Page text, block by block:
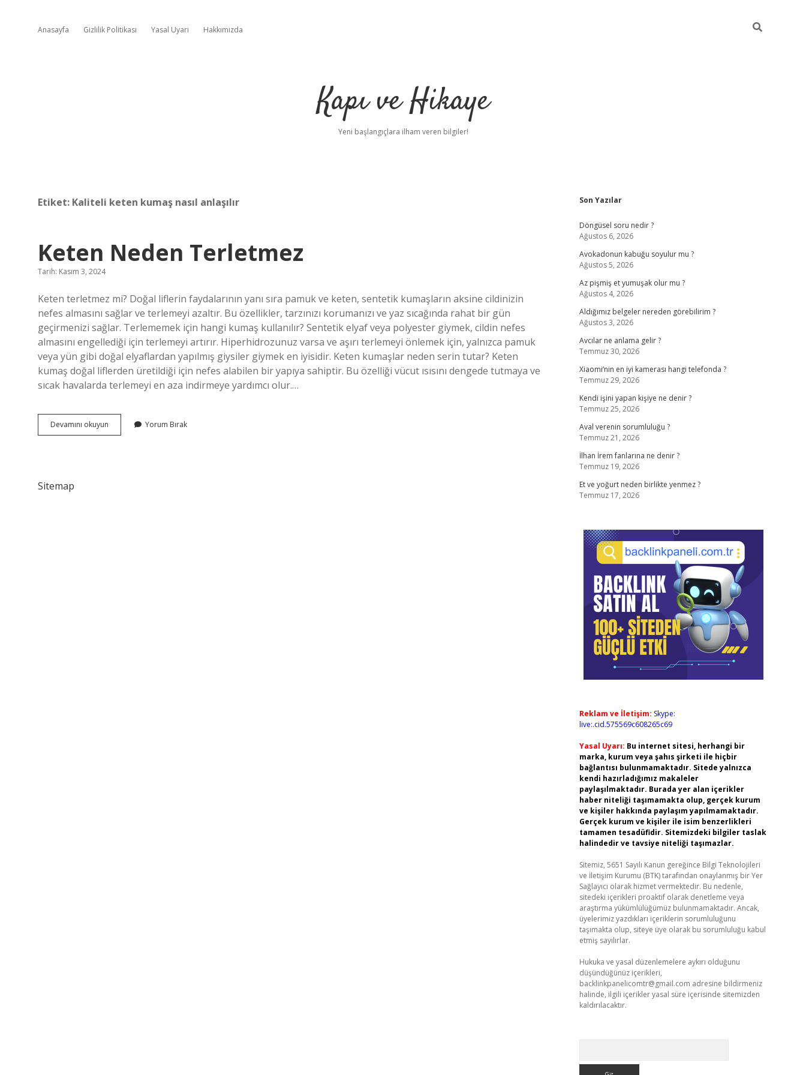
Anasayfa Gizlilik Politikası Yasal Uyarı Hakkımızda
Kapı ve Hikaye
Yeni başlangıçlara ilham veren bilgiler!
Etiket: Kaliteli keten kumaş nasıl anlaşılır
Keten Neden Terletmez
Tarih: Kasım 3, 2024
Keten terletmez mi? Doğal liflerin faydalarının yanı sıra pamuk ve keten, sentetik kumaşların aksine cildinizin
nefes almasını sağlar ve terlemeyi azaltır. Bu özellikler, tarzınızı korumanızı ve yaz sıcağında rahat bir gün
geçirmenizi sağlar. Terlememek için hangi kumaş kullanılır? Sentetik elyaf veya polyester giymek, cildin nefes
almasını engellediği için terlemeyi artırır. Hiperhidrozunuz varsa ve aşırı terlemeyi önlemek için, yalnızca pamuk
veya yün gibi doğal elyaflardan yapılmış giysiler giymek en iyisidir. Keten kumaşlar neden serin tutar? Keten
kumaş doğal liflerden üretildiği için nefes alabilen bir yapıya sahiptir. Bu özelliği vücut ısısını dengede tutmaya ve
sıcak havalarda terlemeyi en aza indirmeye yardımcı olur.…
Devamını okuyun
Neden
Yorum Bırak
Sitemap
Sidebar
Son Yazılar
Döngüsel soru nedir ?
Ağustos 6, 2026
Avokadonun kabuğu soyulur mu ?
Ağustos 5, 2026
Az pişmiş et yumuşak olur mu ?
Ağustos 4, 2026
Aldığımız belgeler nereden görebilirim ?
Ağustos 3, 2026
Avcılar ne anlama gelir ?
Temmuz 30, 2026
Xiaomi’nin en iyi kamerası hangi telefonda ?
Temmuz 29, 2026
Kendi işini yapan kişiye ne denir ?
Temmuz 25, 2026
Aval verenin sorumluluğu ?
Temmuz 21, 2026
İlhan İrem fanlarına ne denir ?
Temmuz 19, 2026
Et ve yoğurt neden birlikte yenmez ?
Temmuz 17, 2026
Reklam ve İletişim: Skype:
live:.cid.575569c608265c69
Yasal Uyarı: Bu internet sitesi, herhangi bir
marka, kurum veya şahıs şirketi ile hiçbir
bağlantısı bulunmamaktadır. Sitede yalnızca
kendi hazırladığımız makaleler
paylaşılmaktadır. Burada yer alan içerikler
haber niteliği taşımamakta olup, gerçek kurum
ve kişiler hakkında paylaşım yapılmamaktadır.
Gerçek kurum ve kişiler ile isim benzerlikleri
tamamen tesadüfidir. Sitemizdeki bilgiler taslak
halindedir ve tavsiye niteliği taşımazlar.
Sitemiz, 5651 Sayılı Kanun gereğince Bilgi Teknolojileri
ve İletişim Kurumu (BTK) tarafından onaylanmış bir Yer
Sağlayıcı olarak hizmet vermektedir. Bu nedenle,
sitedeki içerikleri proaktif olarak denetleme veya
araştırma yükümlülüğümüz bulunmamaktadır. Ancak,
üyelerimiz yazdıkları içeriklerin sorumluluğunu
taşımakta olup, siteye üye olarak bu sorumluluğu kabul
etmiş sayılırlar.
Hukuka ve yasal düzenlemelere aykırı olduğunu
düşündüğünüz içerikleri,
backlinkpanelicomtr@gmail.com adresine bildirmeniz
halinde, ilgili içerikler yasal süre içerisinde sitemizden
kaldırılacaktır.